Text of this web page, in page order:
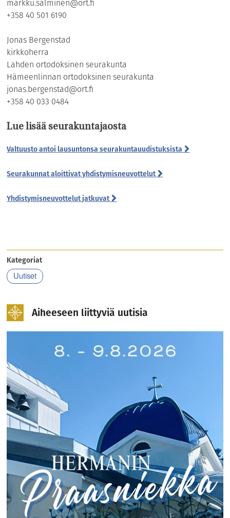
markku.salminen@ort.fi
+358 40 501 6190
Jonas Bergenstad
kirkkoherra
Lahden ortodoksinen seurakunta
Hämeenlinnan ortodoksinen seurakunta
jonas.bergenstad@ort.fi
+358 40 033 0484
Lue lisää seurakuntajaosta
Valtuusto antoi lausuntonsa seurakuntauudistuksista
Seurakunnat aloittivat yhdistymisneuvottelut
Yhdistymisneuvottelut jatkuvat
Kategoriat
Uutiset
Aiheeseen liittyviä uutisia